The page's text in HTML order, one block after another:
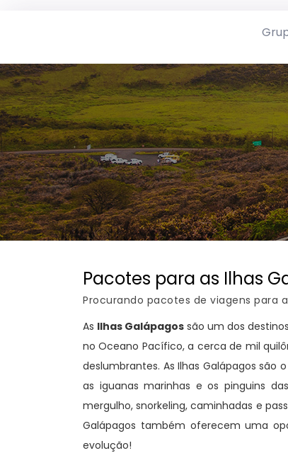
Pacotes para as Ilhas
Procurando pacotes de viagens para
As Ilhas Galápagos são um dos
no Oceano Pacífico, a cerca de mil
deslumbrantes. As Ilhas Galápagos
as iguanas marinhas e os pinguins
mergulho, snorkeling, caminhadas e
Galápagos também oferecem uma
evolução!